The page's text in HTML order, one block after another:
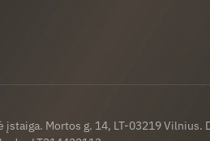
Mortos g. 14, LT-03219